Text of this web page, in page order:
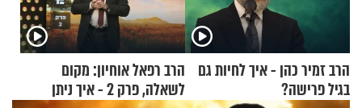
הרב זמיר כהן - איך לחיות גם
בגיל פרישה?
הרב רפאל אוחיון: מקום
לשאלה, פרק 2 - איך ניתן